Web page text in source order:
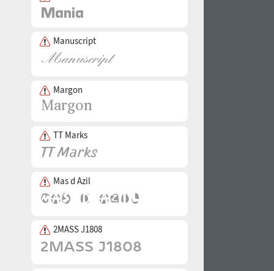
Manuscript
Margon
TT Marks
Mas d Azil
2MASS J1808